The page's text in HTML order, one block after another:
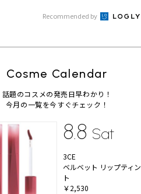
Recommended by
Cosme Calendar
話題のコスメの発売日早わかり！
今月の一覧を今すぐチェック！
8.8 Sat
3CE
ベルベット リップティン
ト
￥2,530